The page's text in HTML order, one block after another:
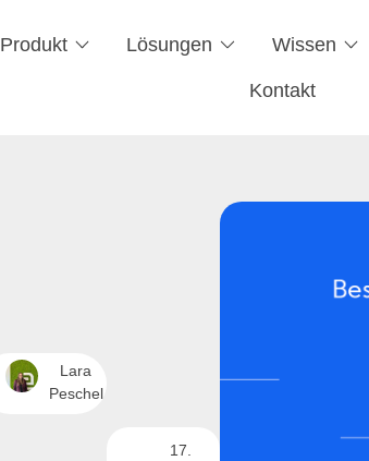
Produkt Lösungen Wissen
Kontakt
Lara
Peschel
17.